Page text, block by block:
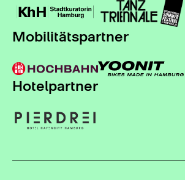
Mobilitätspartner
Hotelpartner